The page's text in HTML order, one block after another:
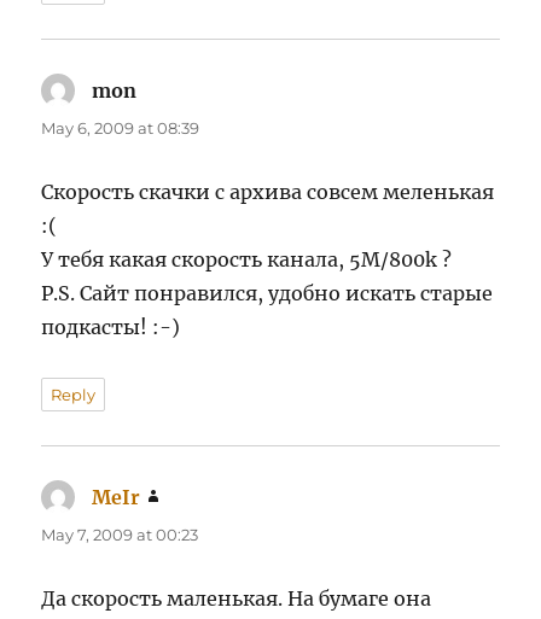
mon
May 6, 2009 at 08:39
Скорость скачки с архива совсем меленькая
:(
У тебя какая скорость канала, 5M/800k ?
P.S. Сайт понравился, удобно искать старые
подкасты! :-)
Reply
MeIr
May 7, 2009 at 00:23
Да скорость маленькая. На бумаге она